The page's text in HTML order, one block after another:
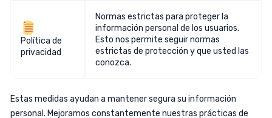
Política de
privacidad
Normas estrictas para proteger la
información personal de los usuarios.
Esto nos permite seguir normas
estrictas de protección y que usted las
conozca.
Estas medidas ayudan a mantener segura su información
personal. Mejoramos constantemente nuestras prácticas de